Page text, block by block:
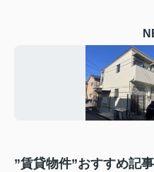
”賃貸物件”おすすめ記事